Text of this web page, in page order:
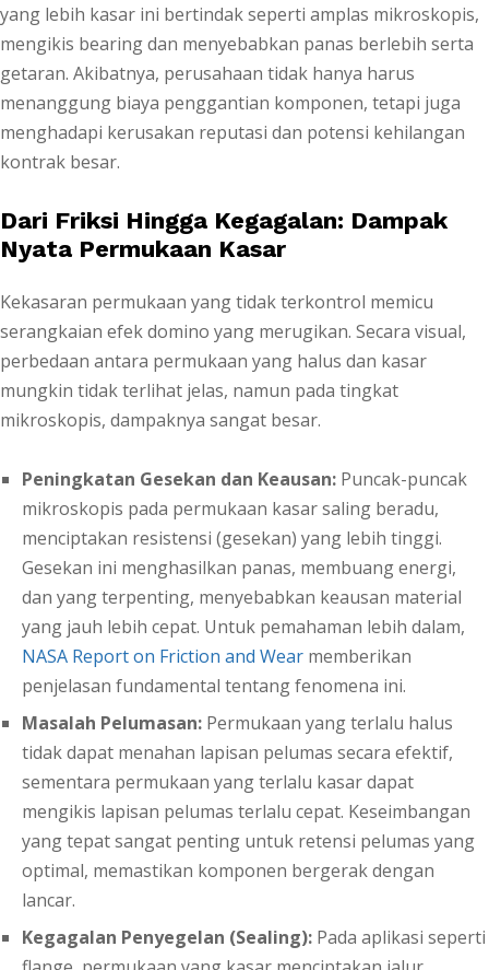
yang lebih kasar ini bertindak seperti amplas mikroskopis,
mengikis bearing dan menyebabkan panas berlebih serta
getaran. Akibatnya, perusahaan tidak hanya harus
menanggung biaya penggantian komponen, tetapi juga
menghadapi kerusakan reputasi dan potensi kehilangan
kontrak besar.
Dari Friksi Hingga Kegagalan: Dampak
Nyata Permukaan Kasar
Kekasaran permukaan yang tidak terkontrol memicu
serangkaian efek domino yang merugikan. Secara visual,
perbedaan antara permukaan yang halus dan kasar
mungkin tidak terlihat jelas, namun pada tingkat
mikroskopis, dampaknya sangat besar.
Peningkatan Gesekan dan Keausan: Puncak-puncak
mikroskopis pada permukaan kasar saling beradu,
menciptakan resistensi (gesekan) yang lebih tinggi.
Gesekan ini menghasilkan panas, membuang energi,
dan yang terpenting, menyebabkan keausan material
yang jauh lebih cepat. Untuk pemahaman lebih dalam,
NASA Report on Friction and Wear memberikan
penjelasan fundamental tentang fenomena ini.
Masalah Pelumasan: Permukaan yang terlalu halus
tidak dapat menahan lapisan pelumas secara efektif,
sementara permukaan yang terlalu kasar dapat
mengikis lapisan pelumas terlalu cepat. Keseimbangan
yang tepat sangat penting untuk retensi pelumas yang
optimal, memastikan komponen bergerak dengan
lancar.
Kegagalan Penyegelan (Sealing): Pada aplikasi seperti